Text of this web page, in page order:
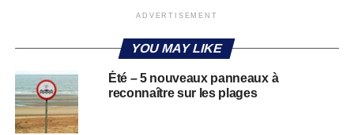
ADVERTISEMENT
YOU MAY LIKE
Été – 5 nouveaux panneaux à
reconnaître sur les plages